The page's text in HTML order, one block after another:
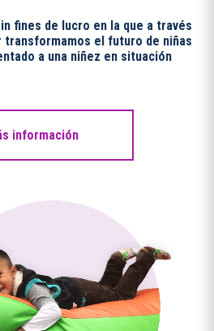
fines de lucro en la que a través
transformamos el futuro de niñas
a una niñez en situación
información